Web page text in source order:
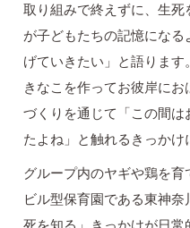
取り組みで終えずに、生
が子どもたちの記憶にな
げていきたい」と語ります
きなこを作ってお彼岸に
づくりを通じて「この間は
たよね」と触れるきっかけ
グループ内のヤギや鶏を
ビル型保育園である東神
死を知る」きっかけが日常